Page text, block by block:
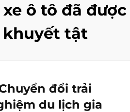
ô tô đã
khuyết tật
đổi trải
du lịch gia